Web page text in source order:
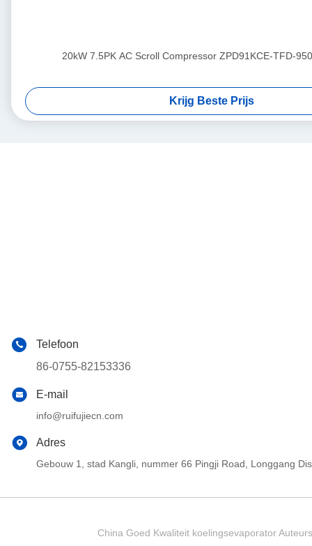
20kW 7.5PK AC Scroll Compressor ZPD91KCE-TFD-
Krijg Beste Prijs
Telefoon
86-0755-82153336
E-mail
info@ruifujiecn.com
Adres
Gebouw 1, stad Kangli, nummer 66 Pingji Road, Longgang
China Goed Kwaliteit koelingsevaporator